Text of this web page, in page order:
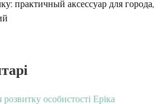
практичный аксессуар для города,
розвитку особистості Еріка